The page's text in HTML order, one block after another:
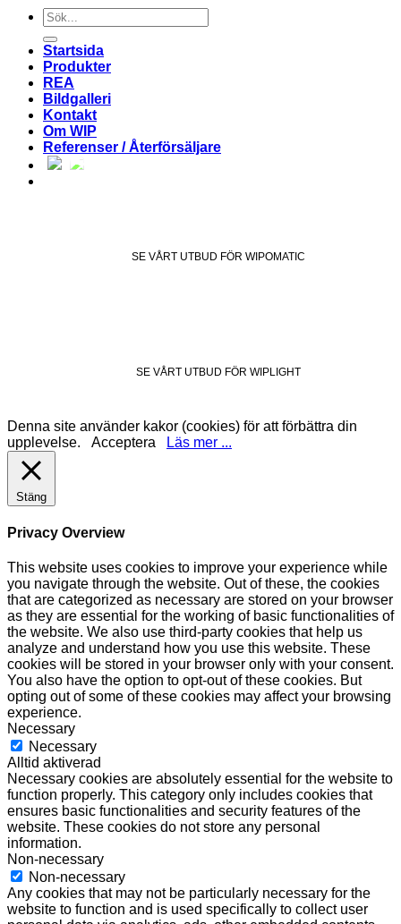
Sök
efter:
Startsida
Produkter
REA
Bildgalleri
Kontakt
Om WIP
Referenser / Återförsäljare
SE VÅRT UTBUD FÖR WIPOMATIC
SE VÅRT UTBUD FÖR WIPLIGHT
Denna site använder kakor (cookies) för att förbättra din
upplevelse. Acceptera Läs mer ...
Stäng
Privacy Overview
This website uses cookies to improve your experience while
you navigate through the website. Out of these, the cookies
that are categorized as necessary are stored on your browser
as they are essential for the working of basic functionalities of
the website. We also use third-party cookies that help us
analyze and understand how you use this website. These
cookies will be stored in your browser only with your consent.
You also have the option to opt-out of these cookies. But
opting out of some of these cookies may affect your browsing
experience.
Necessary
Necessary
Alltid aktiverad
Necessary cookies are absolutely essential for the website to
function properly. This category only includes cookies that
ensures basic functionalities and security features of the
website. These cookies do not store any personal
information.
Non-necessary
Non-necessary
Any cookies that may not be particularly necessary for the
website to function and is used specifically to collect user